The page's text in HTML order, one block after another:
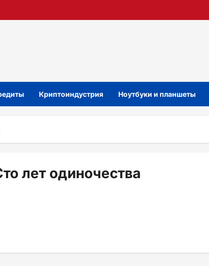
Криптоиндустрия Ноутбуки и планшеты
лет одиночества